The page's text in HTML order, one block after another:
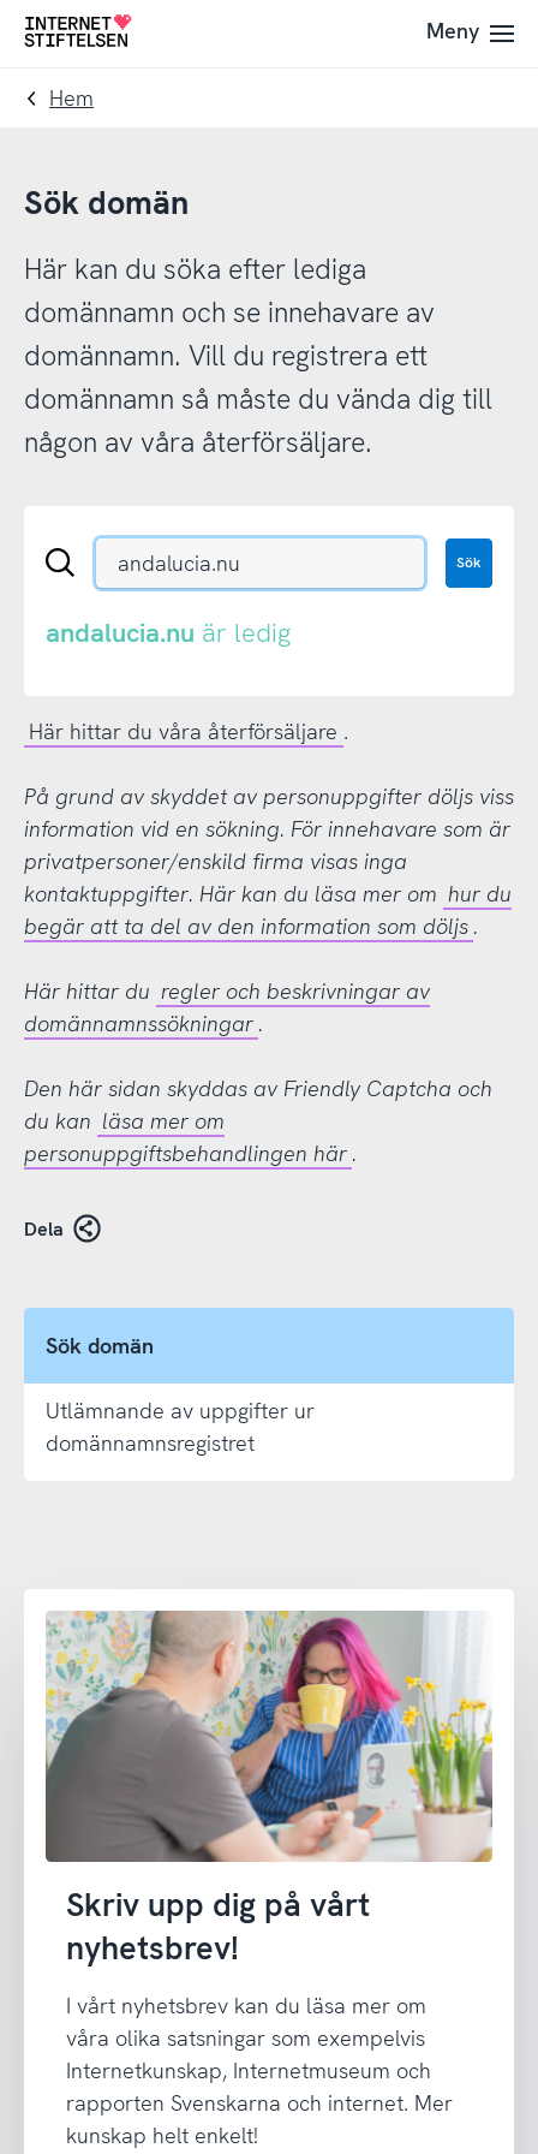
Till
navigering
Till
innehåll
Till
Meny
Hem
Sök domän
Här kan du söka efter lediga
domännamn och se innehavare av
domännamn. Vill du registrera ett
domännamn så måste du vända dig till
någon av våra återförsäljare.
Sök
eller
Sök
andalucia.nu är ledig
Här hittar du våra återförsäljare .
På grund av skyddet av personuppgifter döljs viss
information vid en sökning. För innehavare som är
privatpersoner/enskild firma visas inga
kontaktuppgifter. Här kan du läsa mer om hur du
begär att ta del av den information som döljs .
Här hittar du regler och beskrivningar av
domännamnssökningar .
Den här sidan skyddas av Friendly Captcha och
du kan läsa mer om
personuppgiftsbehandlingen här .
Dela
Sök domän
Utlämnande av uppgifter ur
domännamnsregistret
Skriv upp dig på vårt
nyhetsbrev!
I vårt nyhetsbrev kan du läsa mer om
våra olika satsningar som exempelvis
Internetkunskap, Internetmuseum och
rapporten Svenskarna och internet. Mer
kunskap helt enkelt!